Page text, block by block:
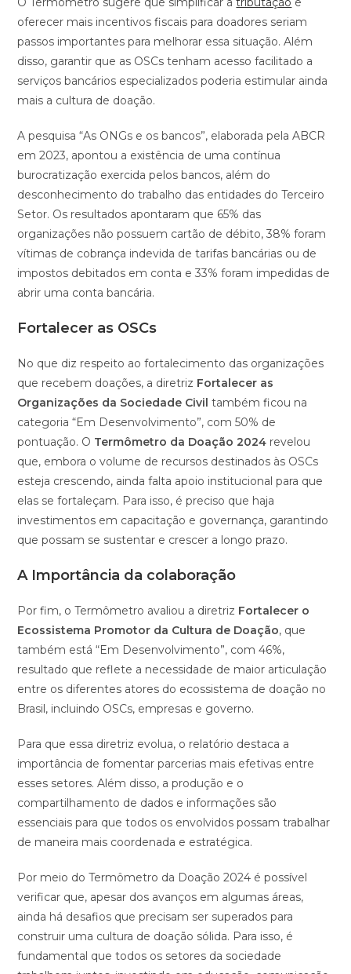
oferecer mais incentivos fiscais para doadores seriam
passos importantes para melhorar essa situação. Além
disso, garantir que as OSCs tenham acesso facilitado a
serviços bancários especializados poderia estimular ainda
mais a cultura de doação.
A pesquisa “As ONGs e os bancos”, elaborada pela ABCR
em 2023, apontou a existência de uma contínua
burocratização exercida pelos bancos, além do
desconhecimento do trabalho das entidades do Terceiro
Setor. Os resultados apontaram que 65% das
organizações não possuem cartão de débito, 38% foram
vítimas de cobrança indevida de tarifas bancárias ou de
impostos debitados em conta e 33% foram impedidas de
abrir uma conta bancária.
Fortalecer as OSCs
No que diz respeito ao fortalecimento das organizações
que recebem doações, a diretriz Fortalecer as
Organizações da Sociedade Civil também ficou na
categoria “Em Desenvolvimento”, com 50% de
pontuação. O Termômetro da Doação 2024 revelou
que, embora o volume de recursos destinados às OSCs
esteja crescendo, ainda falta apoio institucional para que
elas se fortaleçam. Para isso, é preciso que haja
investimentos em capacitação e governança, garantindo
que possam se sustentar e crescer a longo prazo.
A Importância da colaboração
Por fim, o Termômetro avaliou a diretriz Fortalecer o
Ecossistema Promotor da Cultura de Doação, que
também está “Em Desenvolvimento”, com 46%,
resultado que reflete a necessidade de maior articulação
entre os diferentes atores do ecossistema de doação no
Brasil, incluindo OSCs, empresas e governo.
Para que essa diretriz evolua, o relatório destaca a
importância de fomentar parcerias mais efetivas entre
esses setores. Além disso, a produção e o
compartilhamento de dados e informações são
essenciais para que todos os envolvidos possam trabalhar
de maneira mais coordenada e estratégica.
Por meio do Termômetro da Doação 2024 é possível
verificar que, apesar dos avanços em algumas áreas,
ainda há desafios que precisam ser superados para
construir uma cultura de doação sólida. Para isso, é
fundamental que todos os setores da sociedade